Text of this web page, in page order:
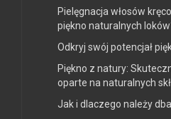
Pielęgnacja włosów
piękno naturalnych
Odkryj swój potencjał
Piękno z natury:
oparte na naturalnych
Jak i dlaczego należy